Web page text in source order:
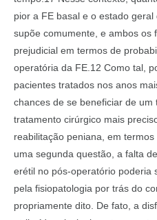
pior a FE basal e o estado
supõe comumente, e ambos os
prejudicial em termos de
operatória da FE.12 Como tal,
pacientes tratados nos anos
chances de se beneficiar de um
tratamento cirúrgico mais
reabilitação peniana, em
uma segunda questão, a falta
erétil no pós-operatório poderia
pela fisiopatologia por trás do
propriamente dito. De fato, a